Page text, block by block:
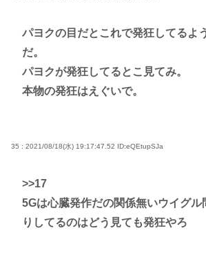
パヨクの目だとこれで発狂してるよ
だ。
パヨクが発狂してるとこ見てみ。
本物の発狂はえぐいで。
35 : 2021/08/18(水) 19:17:47.52 ID:eQEtupSJa
>>17
5Gは心臓発作だの関係無いウイグル
りしてるのはどう見ても発狂やろ